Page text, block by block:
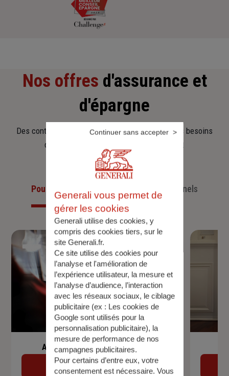
Nos offres d'assurance et
d'épargne
Des contrats clairs et flexibles pour sécuriser vos besoins
d’aujourd’hui et anticiper ceux de demain.
Pour les particuliers Pour les professionnels
Assurance de prêt immobilier
Découvrir
Generali vous permet de
gérer les cookies
Generali utilise des cookies, y
compris des cookies tiers, sur le
site Generali.fr.
Ce site utilise des cookies pour
l’analyse et l'amélioration de
l’expérience utilisateur, la mesure et
l’analyse d’audience, l’interaction
avec les réseaux sociaux, le ciblage
publicitaire (ex : Les cookies de
Google sont utilisés pour la
personnalisation publicitaire), la
mesure de performance de nos
campagnes publicitaires.
Pour certains d’entre eux, votre
consentement est nécessaire. Vous
Continuer sans accepter